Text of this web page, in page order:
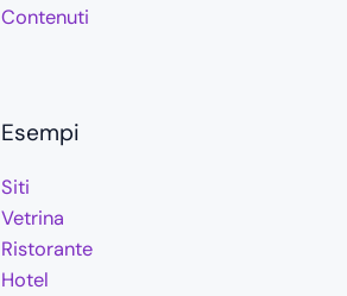
Contenuti
Esempi
Siti
Vetrina
Ristorante
Hotel